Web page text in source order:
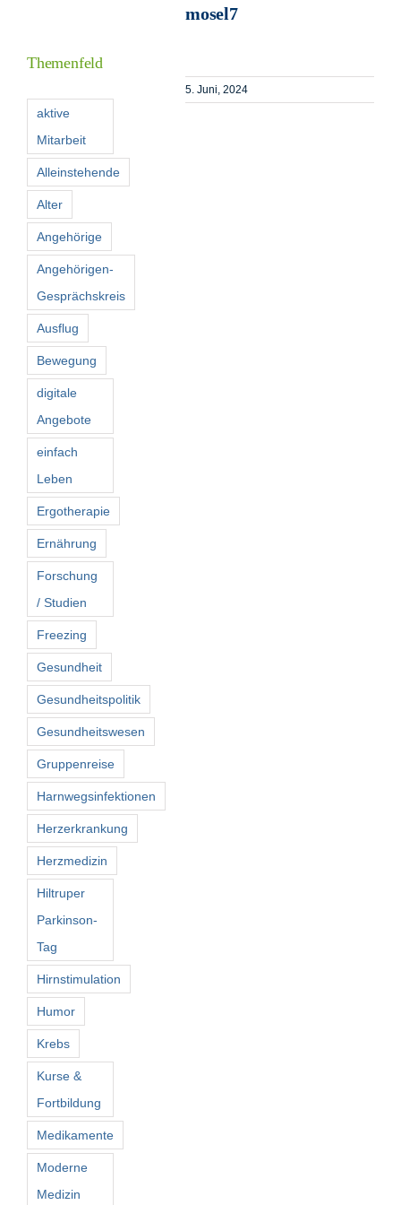
Kontakt
Suche
nach:
mosel7
5. Juni, 2024
Themenfeld
aktive
Mitarbeit
Alleinstehende
Alter
Angehörige
Angehörigen-
Gesprächskreis
Ausflug
Bewegung
digitale
Angebote
einfach
Leben
Ergotherapie
Ernährung
Forschung
/ Studien
Freezing
Gesundheit
Gesundheitspolitik
Gesundheitswesen
Gruppenreise
Harnwegsinfektionen
Herzerkrankung
Herzmedizin
Hiltruper
Parkinson-
Tag
Hirnstimulation
Humor
Krebs
Kurse &
Fortbildung
Medikamente
Moderne
Medizin